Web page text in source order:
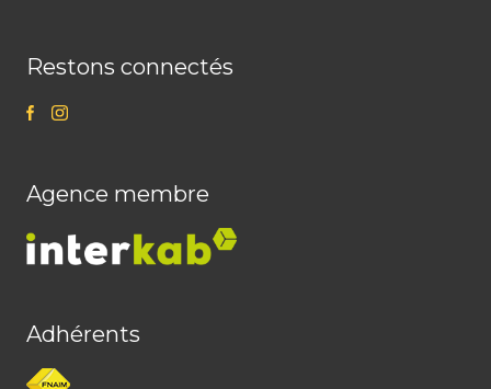
Restons connectés
Agence membre
Adhérents